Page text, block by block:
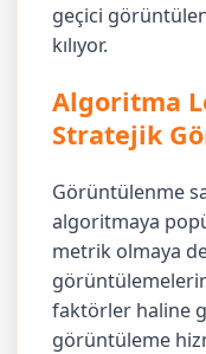
geçici
kılıyor.
Algoritma
Stratejik
Görüntülenme
algoritmaya
metrik olmaya
faktörler haline
görüntüleme